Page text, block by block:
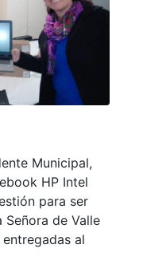
Municipal,
HP Intel
para ser
Señora de Valle
entregadas al